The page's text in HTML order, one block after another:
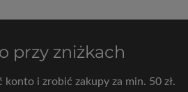
przy zniżkach
konto i zrobić zakupy za min. 50 zł.